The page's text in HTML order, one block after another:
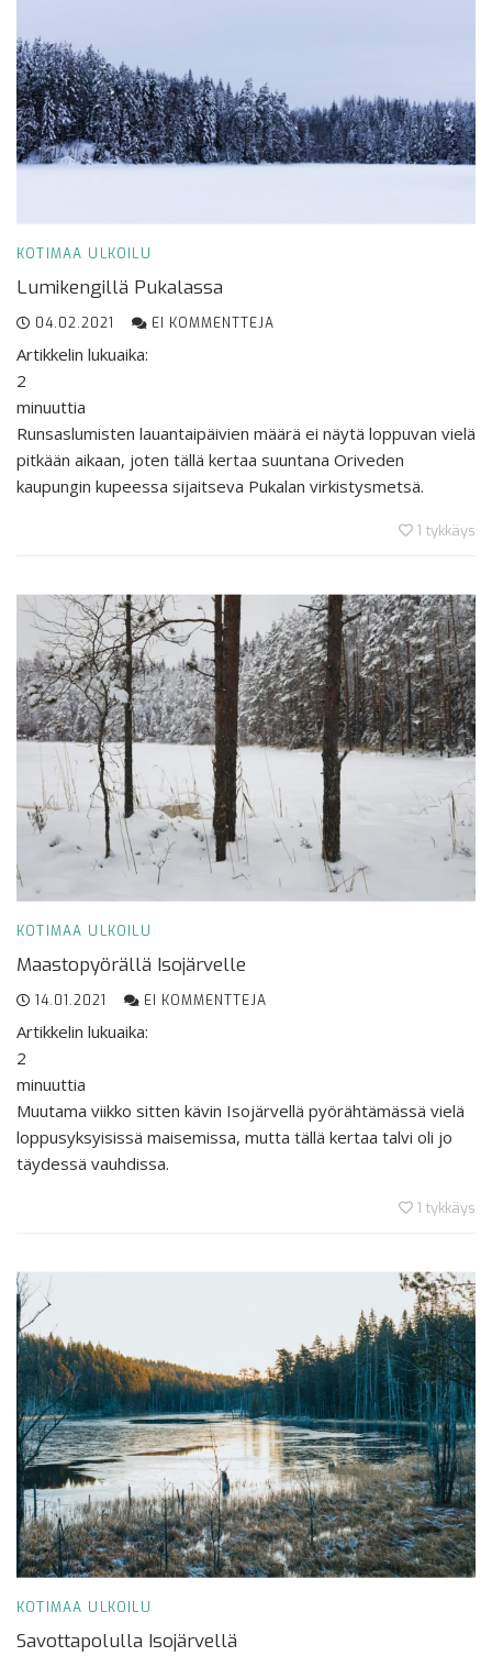
KOTIMAA ULKOILU
Lumikengillä Pukalassa
04.02.2021 EI KOMMENTTEJA
Artikkelin lukuaika:
2
minuuttia
Runsaslumisten lauantaipäivien määrä ei näytä loppuvan vielä
pitkään aikaan, joten tällä kertaa suuntana Oriveden
kaupungin kupeessa sijaitseva Pukalan virkistysmetsä.
1 tykkäys
KOTIMAA ULKOILU
Maastopyörällä Isojärvelle
14.01.2021 EI KOMMENTTEJA
Artikkelin lukuaika:
2
minuuttia
Muutama viikko sitten kävin Isojärvellä pyörähtämässä vielä
loppusyksyisissä maisemissa, mutta tällä kertaa talvi oli jo
täydessä vauhdissa.
1 tykkäys
KOTIMAA ULKOILU
Savottapolulla Isojärvellä